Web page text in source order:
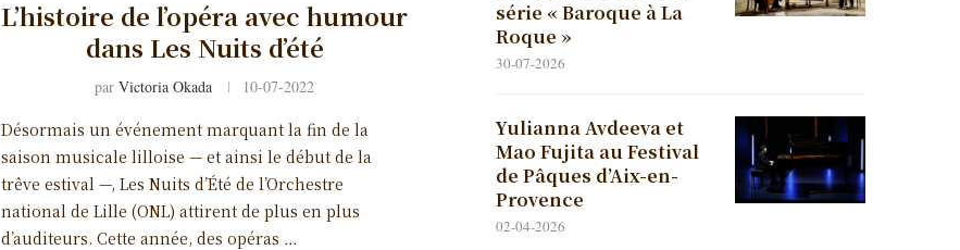
L’histoire de l’opéra avec humour
dans Les Nuits d’été
parVictoria Okada 10-07-2022
Désormais un événement marquant la fin de la
saison musicale lilloise — et ainsi le début de la
trêve estival —, Les Nuits d’Été de l’Orchestre
national de Lille (ONL) attirent de plus en plus
d’auditeurs. Cette année, des opéras …
série « Baroque à La
Roque »
30-07-2026
Yulianna Avdeeva et
Mao Fujita au Festival
de Pâques d’Aix-en-
Provence
02-04-2026